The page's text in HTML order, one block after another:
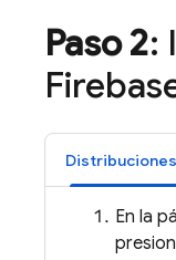
Paso 2:
En la